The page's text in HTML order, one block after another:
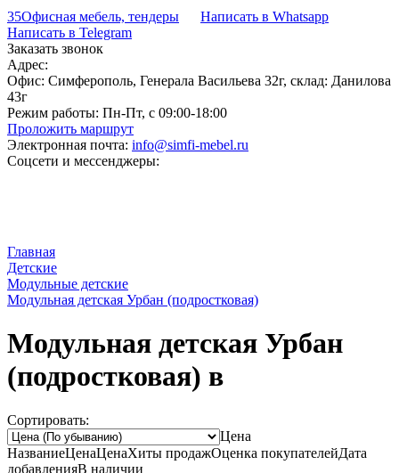
35Офисная мебель, тендеры
Написать в Whatsapp
Написать в Telegram
Заказать звонок
Адрес:
Офис: Симферополь, Генерала Васильева 32г, склад: Данилова
43г
Режим работы: Пн-Пт, с 09:00-18:00
Проложить маршрут
Электронная почта: info@simfi-mebel.ru
Соцсети и мессенджеры:
Главная
Детские
Модульные детские
Модульная детская Урбан (подростковая)
Модульная детская Урбан
(подростковая) в
Сортировать:
Цена
НазваниеЦенаЦенаХиты продажОценка покупателейДата
добавленияВ наличии